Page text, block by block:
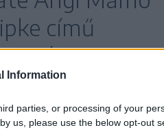
Information
parties, or processing of your
us, please use the below opt-out
című
Mezei